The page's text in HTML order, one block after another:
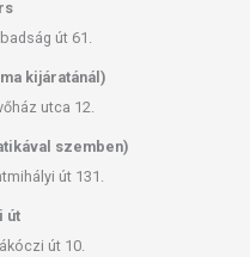
út 61.
kijáratánál)
utca 12.
szemben)
út 131.
út
út 10.